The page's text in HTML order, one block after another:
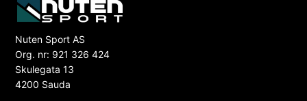
Nuten Sport AS
Org. nr: 921 326 424
Skulegata 13
4200 Sauda